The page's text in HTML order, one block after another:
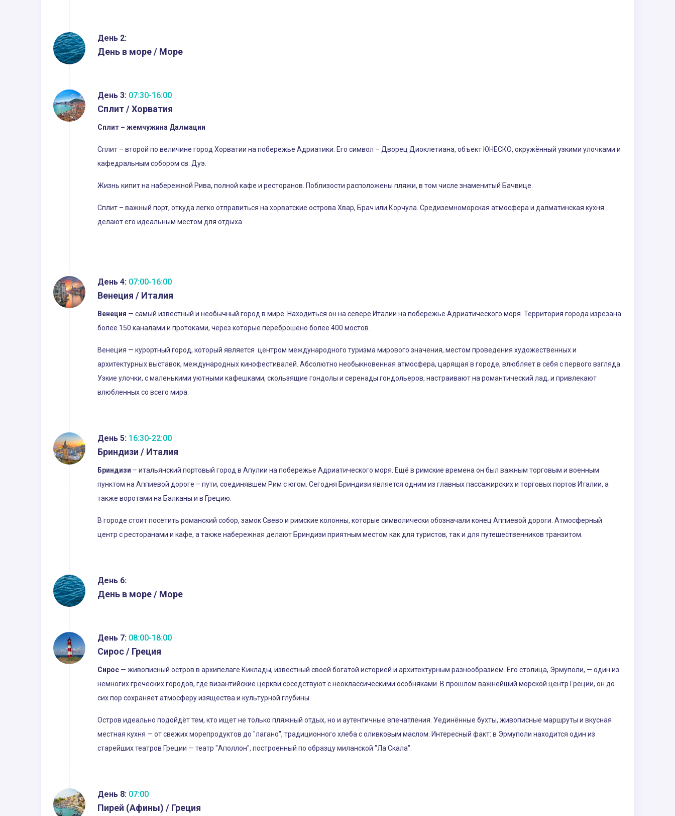
День 2:
День в море / Море
День 3: 07:30-16:00
Сплит / Хорватия
Сплит – жемчужина Далмации
Сплит – второй по величине город Хорватии на побережье Адриатики. Его символ – Дворец Диоклетиана, объект ЮНЕСКО, окружённый узкими улочками и
кафедральным собором св. Дуэ.
Жизнь кипит на набережной Рива, полной кафе и ресторанов. Поблизости расположены пляжи, в том числе знаменитый Бачвице.
Сплит – важный порт, откуда легко отправиться на хорватские острова Хвар, Брач или Корчула. Средиземноморская атмосфера и далматинская кухня
делают его идеальным местом для отдыха.
День 4: 07:00-16:00
Венеция / Италия
Венеция — самый известный и необычный город в мире. Находиться он на севере Италии на побережье Адриатического моря. Территория города изрезана
более 150 каналами и протоками, через которые переброшено более 400 мостов.
Венеция — курортный город, который является центром международного туризма мирового значения, местом проведения художественных и
архитектурных выставок, международных кинофестивалей. Абсолютно необыкновенная атмосфера, царящая в городе, влюбляет в себя с первого взгляда.
Узкие улочки, с маленькими уютными кафешками, скользящие гондолы и серенады гондольеров, настраивают на романтический лад, и привлекают
влюбленных со всего мира.
День 5: 16:30-22:00
Бриндизи / Италия
Бриндизи – итальянский портовый город в Апулии на побережье Адриатического моря. Ещё в римские времена он был важным торговым и военным
пунктом на Аппиевой дороге – пути, соединявшем Рим с югом. Сегодня Бриндизи является одним из главных пассажирских и торговых портов Италии, а
также воротами на Балканы и в Грецию.
В городе стоит посетить романский собор, замок Свево и римские колонны, которые символически обозначали конец Аппиевой дороги. Атмосферный
центр с ресторанами и кафе, а также набережная делают Бриндизи приятным местом как для туристов, так и для путешественников транзитом.
День 6:
День в море / Море
День 7: 08:00-18:00
Сирос / Греция
Сирос — живописный остров в архипелаге Киклады, известный своей богатой историей и архитектурным разнообразием. Его столица, Эрмуполи, — один из
немногих греческих городов, где византийские церкви соседствуют с неоклассическими особняками. В прошлом важнейший морской центр Греции, он до
сих пор сохраняет атмосферу изящества и культурной глубины.
Остров идеально подойдёт тем, кто ищет не только пляжный отдых, но и аутентичные впечатления. Уединённые бухты, живописные маршруты и вкусная
местная кухня — от свежих морепродуктов до "лагано", традиционного хлеба с оливковым маслом. Интересный факт: в Эрмуполи находится один из
старейших театров Греции — театр "Аполлон", построенный по образцу миланской "Ла Скала".
День 8: 07:00
Пирей (Афины) / Греция